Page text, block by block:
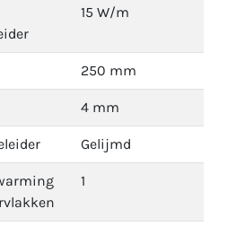
15 W/m
250 mm
4 mm
Gelijmd
1